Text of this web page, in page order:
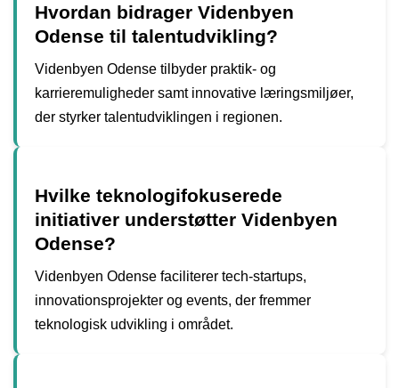
Hvordan bidrager Videnbyen
Odense til talentudvikling?
Videnbyen Odense tilbyder praktik- og
karrieremuligheder samt innovative læringsmiljøer,
der styrker talentudviklingen i regionen.
Hvilke teknologifokuserede
initiativer understøtter Videnbyen
Odense?
Videnbyen Odense faciliterer tech-startups,
innovationsprojekter og events, der fremmer
teknologisk udvikling i området.